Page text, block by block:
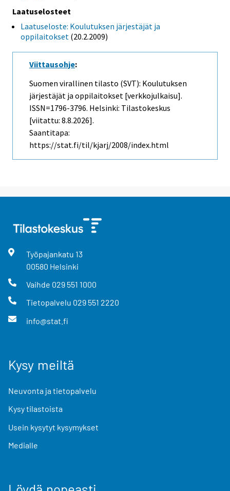
Laatuselosteet
Laatuseloste: Koulutuksen järjestäjät ja
oppilaitokset (20.2.2009)
Viittausohje:
Suomen virallinen tilasto (SVT): Koulutuksen
järjestäjät ja oppilaitokset [verkkojulkaisu].
ISSN=1796-3796. Helsinki: Tilastokeskus
[viitattu: 8.8.2026].
Saantitapa:
https://stat.fi/til/kjarj/2008/index.html
Työpajankatu 13
00580 Helsinki
Vaihde 029 551 1000
Tietopalvelu 029 551 2220
info@stat.fi
Kysy meiltä
Neuvonta ja tietopalvelu
Kysy tilastoista
Usein kysytyt kysymykset
Medialle